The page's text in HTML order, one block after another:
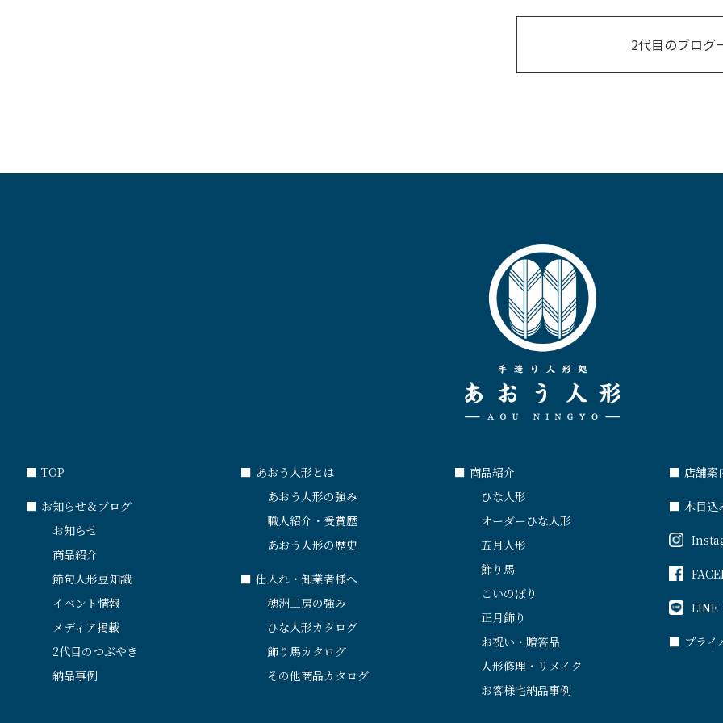
2代目のブログ
■ TOP
■ お知らせ＆ブログ
お知らせ
商品紹介
節句人形豆知識
イベント情報
メディア掲載
2代目のつぶやき
納品事例
■ あおう人形とは
あおう人形の強み
職人紹介・受賞歴
あおう人形の歴史
■ 仕入れ・卸業者様へ
穂洲工房の強み
ひな人形カタログ
飾り馬カタログ
その他商品カタログ
■ 商品紹介
ひな人形
オーダーひな人形
五月人形
飾り馬
こいのぼり
正月飾り
お祝い・贈答品
人形修理・リメイク
お客様宅納品事例
■ 店舗案
■ 木目込
LINE
■ プライ